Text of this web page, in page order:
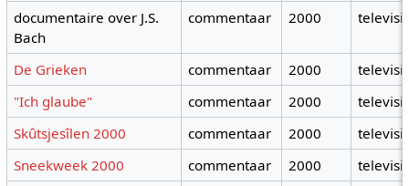
documentaire over J.S.
Bach
commentaar 2000
De Grieken commentaar 2000
"Ich glaube"
commentaar 2000
Skûtsjesîlen 2000
commentaar 2000
Sneekweek 2000
commentaar 2000